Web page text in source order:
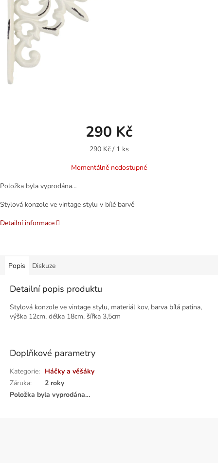
290 Kč
Měrná
290 Kč / 1 ks
Momentálně nedostupné
Položka byla vyprodána…
Stylová konzole ve vintage stylu v bílé barvě
Detailní informace
Popis Diskuze
Detailní popis produktu
Stylová konzole ve vintage stylu, materiál kov, barva bílá patina,
výška 12cm, délka 18cm, šířka 3,5cm
Doplňkové parametry
Kategorie: Háčky a věšáky
Záruka:
2 roky
Položka byla vyprodána…
Z